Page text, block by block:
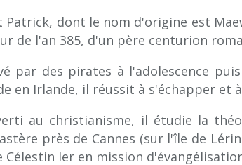
Patrick, dont le nom d'origine est
de l'an 385, d'un père centurion
par des pirates à l'adolescence
en Irlande, il réussit à s'échapper et
au christianisme, il étudie la
près de Cannes (sur l'île de
Célestin Ier en mission